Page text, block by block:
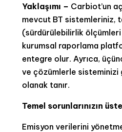
Yaklaşımı – Carbiot’un
mevcut BT sistemleriniz,
(sürdürülebilirlik ölçümleri
kurumsal raporlama
entegre olur. Ayrıca,
ve çözümlerle sisteminizi
olanak tanır.
Temel sorunlarınızın
Emisyon verilerini